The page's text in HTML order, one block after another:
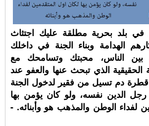
في بلد بحرية مطلقة عليك اجتثاث
الهدامة وبناء الجنة في داخلك
بين الناس، محبتك وتسامحك مع
الحقيقية الذي تبحث عنها والعفو عند
قطرة دم تسيل من فقير لدخول الجنة
رجل الدين نفسه، ولو كان يؤمن بها
لفداء الوطن والمذهب هو وأبنائه. -